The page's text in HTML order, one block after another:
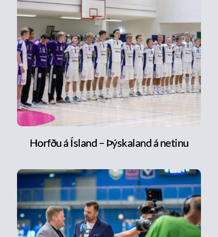
Horfðu á Ísland – Þýskaland á netinu